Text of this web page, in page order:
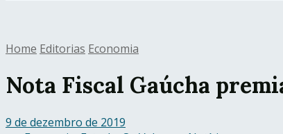
Home Editorias Economia
Nota Fiscal Gaúcha
9 de dezembro de 2019